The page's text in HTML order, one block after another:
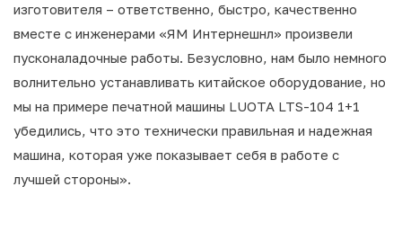
изготовителя – ответственно, быстро, качественно
вместе с инженерами «ЯМ Интернешнл» произвели
пусконаладочные работы. Безусловно, нам было немного
волнительно устанавливать китайское оборудование, но
мы на примере печатной машины LUOTA LTS-104 1+1
убедились, что это технически правильная и надежная
машина, которая уже показывает себя в работе с
лучшей стороны».